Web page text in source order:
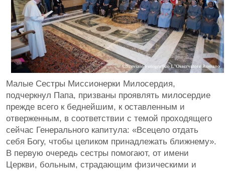
Малые Сестры Миссионерки Милосердия,
подчеркнул Папа, призваны проявлять милосердие
прежде всего к беднейшим, к оставленным и
отверженным, в соответствии с темой проходящего
сейчас Генерального капитула: «Всецело отдать
себя Богу, чтобы целиком принадлежать ближнему».
В первую очередь сестры помогают, от имени
Церкви, больным, страдающим физическими и